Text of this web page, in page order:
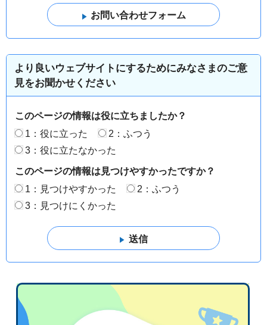
より良いウェブサイトにするためにみなさまのご意
見をお聞かせください
このページの情報は役に立ちましたか？
1：役に立った
2：ふつう
3：役に立たなかった
このページの情報は見つけやすかったですか？
1：見つけやすかった
2：ふつう
3：見つけにくかった